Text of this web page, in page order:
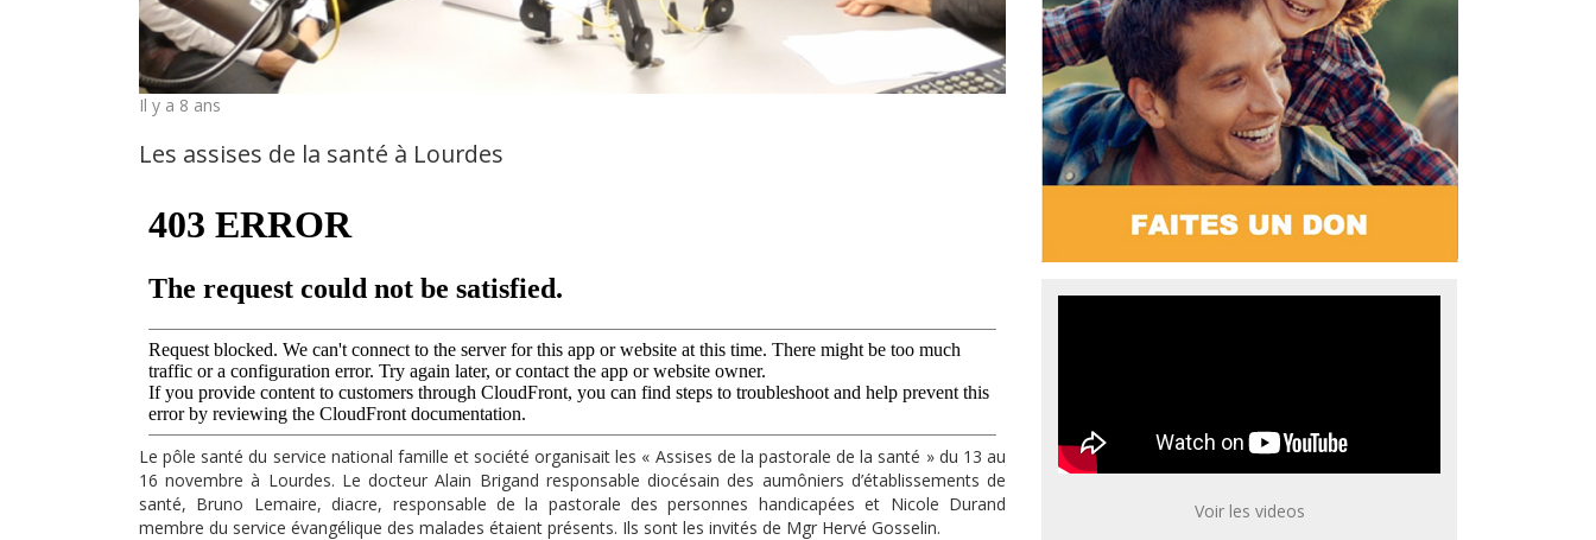
Il y a 8 ans
Les assises de la santé à Lourdes
Le pôle santé du service national famille et société organisait les « Assises de la pastorale de la santé » du 13 au
16 novembre à Lourdes. Le docteur Alain Brigand responsable diocésain des aumôniers d’établissements de
santé, Bruno Lemaire, diacre, responsable de la pastorale des personnes handicapées et Nicole Durand
membre du service évangélique des malades étaient présents. Ils sont les invités de Mgr Hervé Gosselin.
Voir les videos